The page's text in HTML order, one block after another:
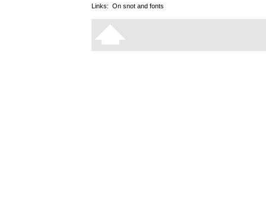
Links: On snot and fonts